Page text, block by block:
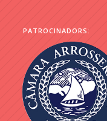
PATROCINADORS: